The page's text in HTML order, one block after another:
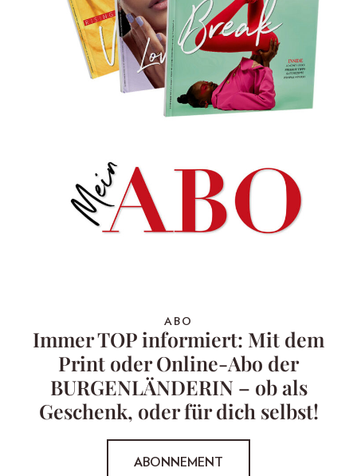
ABO
Immer TOP informiert: Mit dem
Print oder Online-Abo der
BURGENLÄNDERIN – ob als
Geschenk, oder für dich selbst!
ABONNEMENT